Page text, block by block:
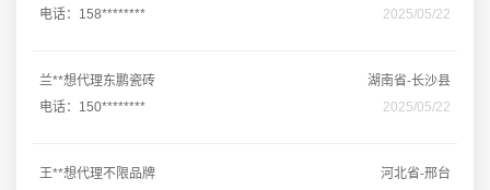
电话：158********
2025/05/22
兰**想代理东鹏瓷砖
湖南省-长沙县
电话：150********
2025/05/22
王**想代理不限品牌
河北省-邢台